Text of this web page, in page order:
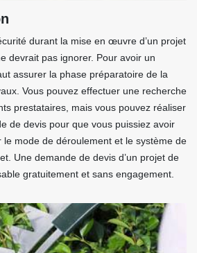
durant la mise en œuvre d’un projet
devrait pas ignorer. Pour avoir un
assurer la phase préparatoire de la
Vous pouvez effectuer une recherche
prestataires, mais vous pouvez réaliser
de devis pour que vous puissiez avoir
le mode de déroulement et le système de
Une demande de devis d’un projet de
gratuitement et sans engagement.